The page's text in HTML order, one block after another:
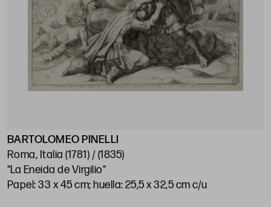
BARTOLOMEO PINELLI
Roma, Italia (1781) / (1835)
"La Eneida de Virgilio"
Papel: 33 x 45 cm; huella: 25,5 x 32,5 cm c/u